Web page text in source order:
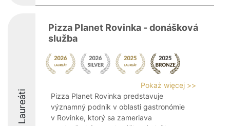
Laureáti
Pizza Planet Rovinka - donášková
služba
Pokaż więcej >>
Pizza Planet Rovinka predstavuje
významný podnik v oblasti gastronómie
v Rovinke, ktorý sa zameriava